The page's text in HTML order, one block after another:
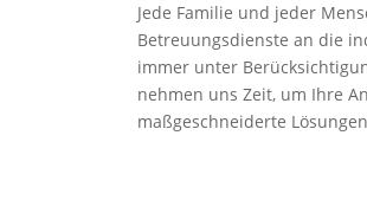
Jede Familie und jeder
Betreuungsdienste an die
immer unter
nehmen uns Zeit, um Ihre
maßgeschneiderte